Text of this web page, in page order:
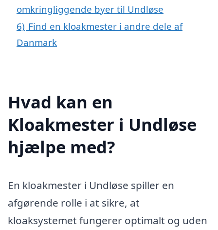
omkringliggende byer til Undløse
6) Find en kloakmester i andre dele af
Danmark
Hvad kan en
Kloakmester i Undløse
hjælpe med?
En kloakmester i Undløse spiller en
afgørende rolle i at sikre, at
kloaksystemet fungerer optimalt og uden